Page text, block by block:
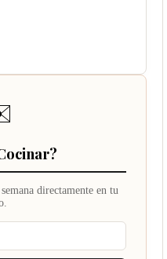
directamente en tu